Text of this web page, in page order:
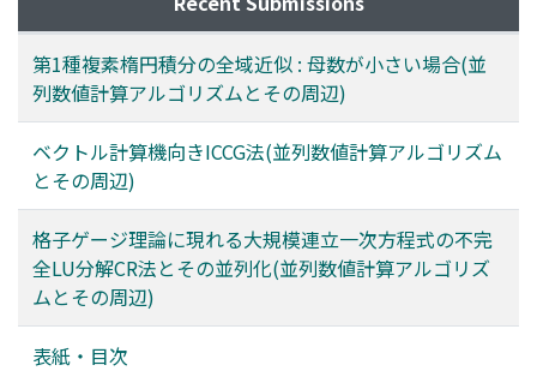
第1種複素楕円積分の全域近似 : 母数が小さい場合(並
列数値計算アルゴリズムとその周辺)
ベクトル計算機向きICCG法(並列数値計算アルゴリズム
とその周辺)
格子ゲージ理論に現れる大規模連立一次方程式の不完
全LU分解CR法とその並列化(並列数値計算アルゴリズ
ムとその周辺)
表紙・目次